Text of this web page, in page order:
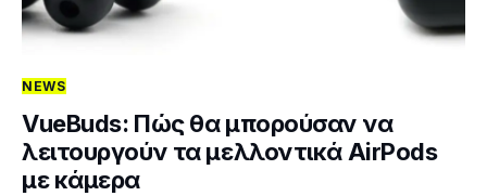
NEWS
VueBuds: Πώς θα μπορούσαν να
λειτουργούν τα μελλοντικά AirPods
με κάμερα